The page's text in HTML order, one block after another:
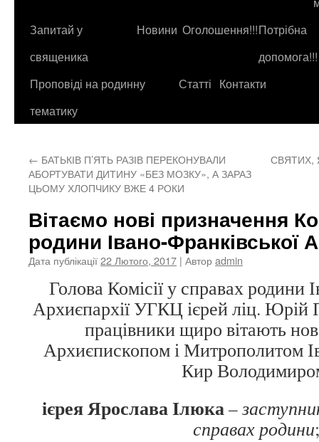
контенту
Запитай у
священика
Новини Оголошення!!!Потрібна
допомога!!!
Проповіді на родинну
тематику
Статті Контакти
← БАТЬКІВ П’ЯТЬ РАЗІВ ПЕРЕКОНУВАЛИ
АБОРТУВАТИ ДИТИНУ «БЕЗ МОЗКУ», А ЗАРАЗ
ЦЬОМУ ХЛОПЧИКУ ВЖЕ 4 РОКИ
СВЯТИХ,
Вітаємо нові призначення
родини Івано-Франківської
Дата публікації22 Лютого, 2017 | Авторadmin
Голова Комісії у справах родини
Архиєпархії УГКЦ ієрей ліц. Юрій
працівники щиро вітають
Архиєпископом і Митрополитом
Кир
ієрея Ярослава Ілюка–
справах родини;